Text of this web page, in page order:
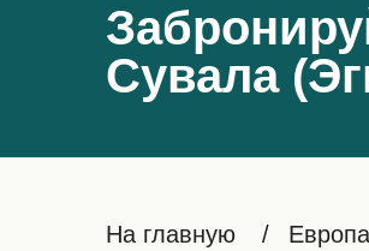
Сувала
На главную Европа